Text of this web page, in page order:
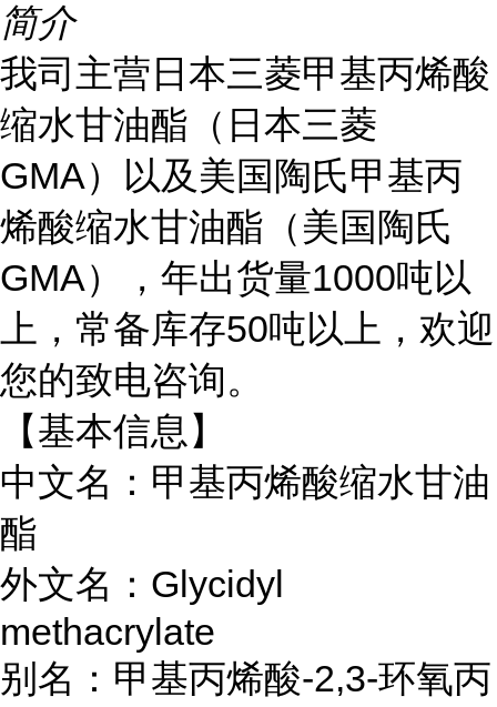
简介
我司主营日本三菱甲基丙烯酸
缩水甘油酯（日本三菱
GMA）以及美国陶氏甲基丙
烯酸缩水甘油酯（美国陶氏
GMA），年出货量1000吨以
上，常备库存50吨以上，欢迎
您的致电咨询。
【基本信息】
中文名：甲基丙烯酸缩水甘油
酯
外文名：Glycidyl
methacrylate
别名： 甲基丙烯酸-2,3-环氧丙